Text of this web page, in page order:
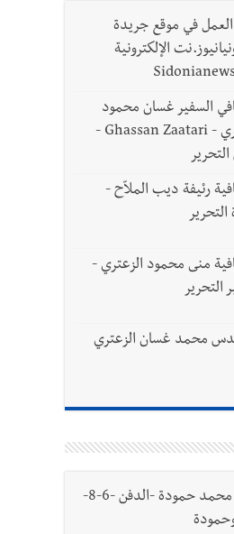
الشعب الفلسطيني يعيش كل هذا الألم؟ وإلى متى
في موقع جريدة
الإلكترونية
السفير غسان محمود
الزعتري - Ghassan Zaatari -
رئيفة ديب الملاّح -
التحرير
منى محمود الزعتري -
التحرير
محمد غسان الزعتري
وفاة الحاجة رقية محمد حمودة -الدفن -6-8-